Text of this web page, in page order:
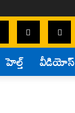
హెల్త్ వీడియోస్